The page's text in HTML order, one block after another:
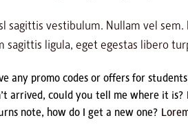
sagittis vestibulum. Nullam vel
sagittis ligula, eget egestas libero
any promo codes or offers for
arrived, could you tell me where it is?
note, how do I get a new one?